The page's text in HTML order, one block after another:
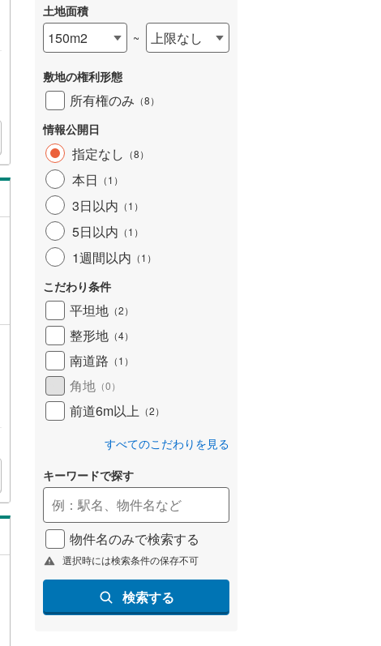
土地面積
150m2 ~ 上限なし
敷地の権利形態
所有権のみ （8）
情報公開日
指定なし （8）
本日 （1 ）
3日以内 （1 ）
5日以内 （1 ）
1週間以内 （1 ）
こだわり条件
平坦地 （2）
整形地 （4）
南道路 （1 ）
角地 （0）
前道6m以上 （2）
すべてのこだわりを見る
キーワードで探す
物件名のみで検索する
選択時には検索条件の保存不可
検索する